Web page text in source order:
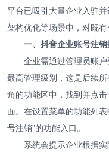
平台已吸引大量企业入驻
架构优化等场景中，对既
一、抖音企业账号注销
企业需通过管理员账
最高管理级别，这是后续
角的功能区中，找到并点
面。在设置菜单的功能列
号注销”的功能入口。
系统会提示企业根据